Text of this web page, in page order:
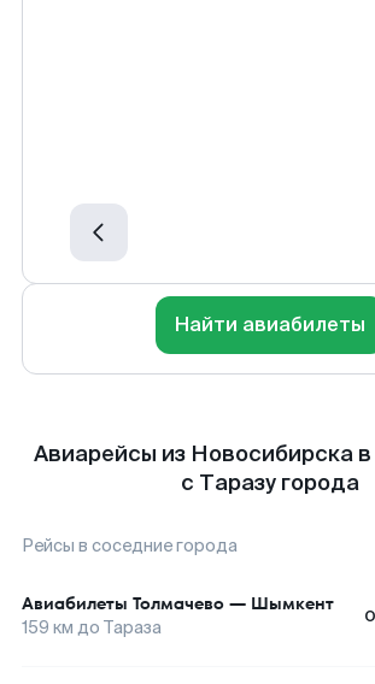
Найти авиабилеты
Авиарейсы из Новосибирска
с Таразу города
Рейсы в соседние города
Авиабилеты Толмачево — Шымкент
159 км до Тараза